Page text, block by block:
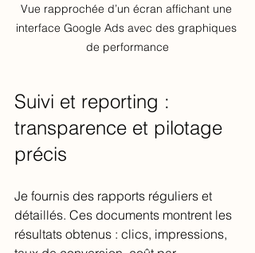
Vue rapprochée d’un écran affichant une
interface Google Ads avec des graphiques
de performance
Suivi et reporting :
transparence et pilotage
précis
Je fournis des rapports réguliers et
détaillés. Ces documents montrent les
résultats obtenus : clics, impressions,